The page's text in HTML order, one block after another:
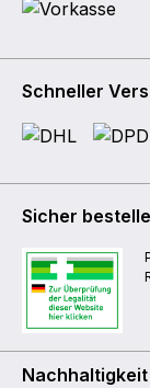
Schneller
Sicher
Nachhaltigkeit